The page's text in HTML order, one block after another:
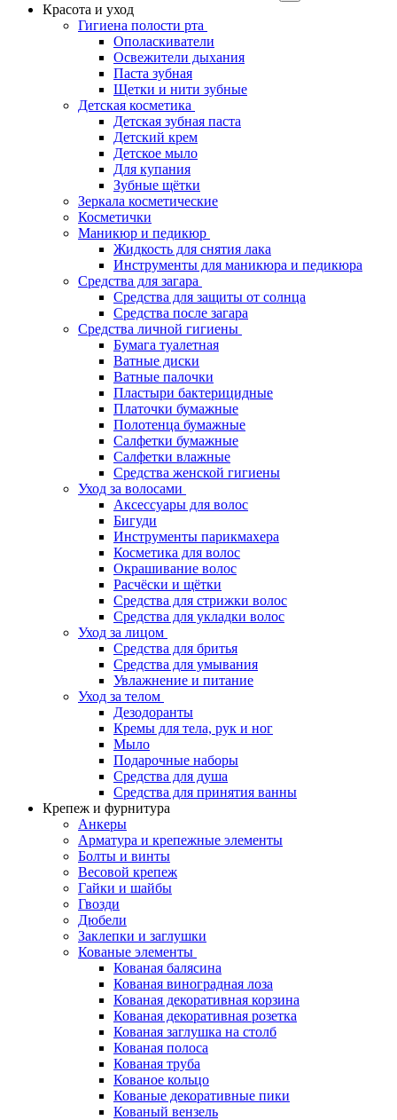
Красота и уход
Гигиена полости рта
Ополаскиватели
Освежители дыхания
Паста зубная
Щетки и нити зубные
Детская косметика
Детская зубная паста
Детский крем
Детское мыло
Для купания
Зубные щётки
Зеркала косметические
Косметички
Маникюр и педикюр
Жидкость для снятия лака
Инструменты для маникюра и педикюра
Средства для загара
Средства для защиты от солнца
Средства после загара
Средства личной гигиены
Бумага туалетная
Ватные диски
Ватные палочки
Пластыри бактерицидные
Платочки бумажные
Полотенца бумажные
Салфетки бумажные
Салфетки влажные
Средства женской гигиены
Уход за волосами
Аксессуары для волос
Бигуди
Инструменты парикмахера
Косметика для волос
Окрашивание волос
Расчёски и щётки
Средства для стрижки волос
Средства для укладки волос
Уход за лицом
Средства для бритья
Средства для умывания
Увлажнение и питание
Уход за телом
Дезодоранты
Кремы для тела, рук и ног
Мыло
Подарочные наборы
Средства для душа
Средства для принятия ванны
Крепеж и фурнитура
Анкеры
Арматура и крепежные элементы
Болты и винты
Весовой крепеж
Гайки и шайбы
Гвозди
Дюбели
Заклепки и заглушки
Кованые элементы
Кованая балясина
Кованая виноградная лоза
Кованая декоративная корзина
Кованая декоративная розетка
Кованая заглушка на столб
Кованая полоса
Кованая труба
Кованое кольцо
Кованые декоративные пики
Кованый вензель